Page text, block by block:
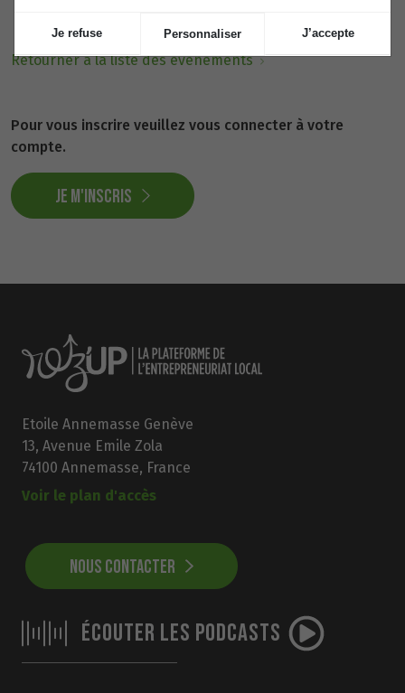
Retourner à la liste des évènements
Pour vous inscrire veuillez vous connecter à votre
compte.
Je m'inscris
Etoile Annemasse Genève
13, Avenue Emile Zola
74100 Annemasse, France
Voir le plan d'accès
NOUS CONTACTER
ÉCOUTER LES PODCASTS
Je refuse Personnaliser J’accepte